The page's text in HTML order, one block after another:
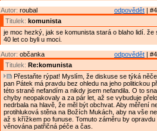
odpovědět |
Autor: roubal
Titulek: komunista
je moc hezký, jak se komunista stará o blaho lidí. že
40 let co byli u moci.
odpovědět |
Autor: občanka
Titulek: Re:komunista
Přestaňte rýpat! Myslím, že diskuse se týká
pan Pátek má pravdu bez ohledu na jeho politickou
této straně nefandím a nikdy jsem nefandila. O to
chyby neopakovaly a za pár let, až se vybuduje
nedrbala na hlavě, že měl být obchvat. Aby měření
protihluková stěna na Božích Mukách, aby na vše
až s křížkem po funuse. Tomuto záměru by opravdu
věnována patřičná péče a čas.